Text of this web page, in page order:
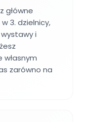
główne
3. dzielnicy,
i
zarówno na